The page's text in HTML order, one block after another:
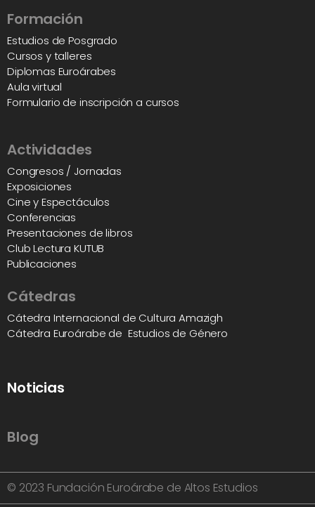
Formación
Estudios de Posgrado
Cursos y talleres
Diplomas Euroárabes
Aula virtual
Formulario de inscripción a cursos
Actividades
Congresos / Jornadas
Exposiciones
Cine y Espectáculos
Conferencias
Presentaciones de libros
Club Lectura KUTUB
Publicaciones
Cátedras
Cátedra Internacional de Cultura Amazigh
Cátedra Euroárabe de Estudios de Género
Noticias
Blog
© 2023 Fundación Euroárabe de Altos Estudios